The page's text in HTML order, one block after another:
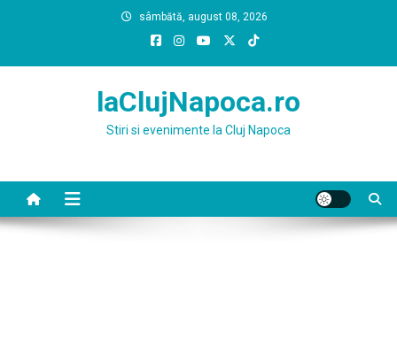
sâmbătă, august 08, 2026
laClujNapoca.ro
Stiri si evenimente la Cluj Napoca